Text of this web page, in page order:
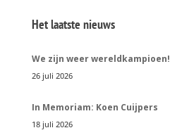
Het laatste nieuws
We zijn weer wereldkampioen!
26 juli 2026
In Memoriam: Koen Cuijpers
18 juli 2026